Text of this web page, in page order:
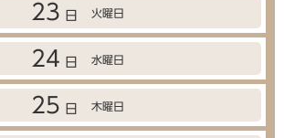
23 日 火曜日
24 日 水曜日
25 日 木曜日